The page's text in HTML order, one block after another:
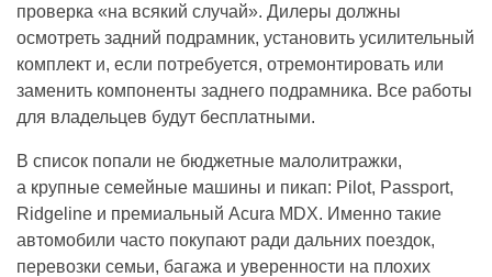
проверка «на всякий случай». Дилеры должны
осмотреть задний подрамник, установить усилительный
комплект и, если потребуется, отремонтировать или
заменить компоненты заднего подрамника. Все работы
для владельцев будут бесплатными.
В список попали не бюджетные малолитражки,
а крупные семейные машины и пикап: Pilot, Passport,
Ridgeline и премиальный Acura MDX. Именно такие
автомобили часто покупают ради дальних поездок,
перевозки семьи, багажа и уверенности на плохих